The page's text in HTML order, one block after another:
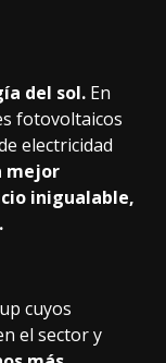
del sol. En
fotovoltaicos
electricidad
mejor
inigualable,
cuyos
el sector y